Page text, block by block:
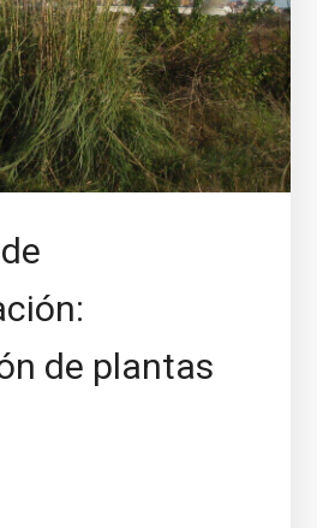
de plantas